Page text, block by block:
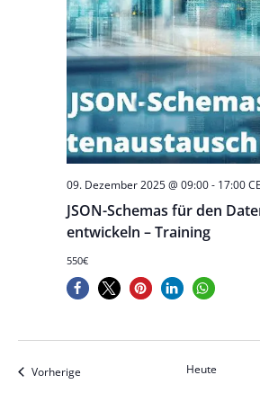
JSON-Schemas für den
entwickeln – Training
09. Dezember 2025 @ 09:00- 17:00
550€
VorherigeVeranstaltungen Heute